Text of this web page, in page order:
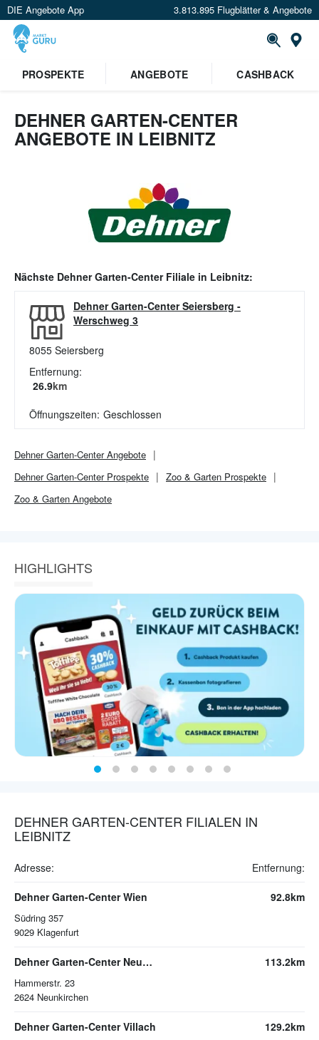
DIE Angebote App 3.813.895 Flugblätter & Angebote
PROSPEKTE
ANGEBOTE CASHBACK
DEHNER GARTEN-CENTER
ANGEBOTE IN LEIBNITZ
Nächste Dehner Garten-CenterFiliale in Leibnitz:
Dehner Garten-Center Seiersberg -
Werschweg 3
8055 Seiersberg
Entfernung:
26.9km
Öffnungszeiten: Geschlossen
Dehner Garten-CenterAngebote
Dehner Garten-CenterProspekte Zoo & Garten Prospekte
Zoo & Garten Angebote
HIGHLIGHTS
DEHNER GARTEN-CENTER FILIALEN IN
LEIBNITZ
Adresse: Entfernung:
Dehner Garten-Center Wien
Südring 357
9029 Klagenfurt
92.8km
Dehner Garten-Center Neunkirchen
Hammerstr. 23
2624 Neunkirchen
113.2km
Dehner Garten-Center Villach 129.2km